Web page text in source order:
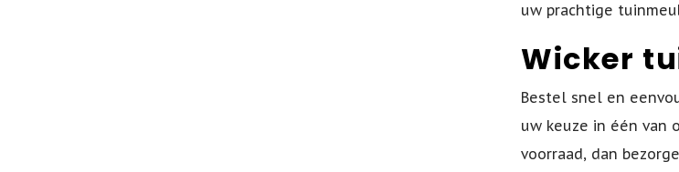
uw prachtige
Wicker
Bestel snel en
uw keuze in één van
voorraad, dan